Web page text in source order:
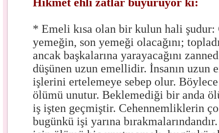
* Emeli kısa olan bir kulun hali
yemeğin, son yemeği olacağını;
ancak başkalarına yarayacağını
düşünen uzun emellidir. İnsanın uzun
işlerini ertelemeye sebep olur.
ölümü unutur. Beklemediği bir anda
iş işten geçmiştir. Cehennemliklerin
bugünkü işi yarına